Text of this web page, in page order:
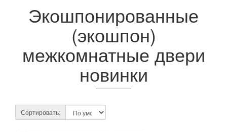
Экошпонированные
(экошпон)
межкомнатные двери
новинки
Сортировать: